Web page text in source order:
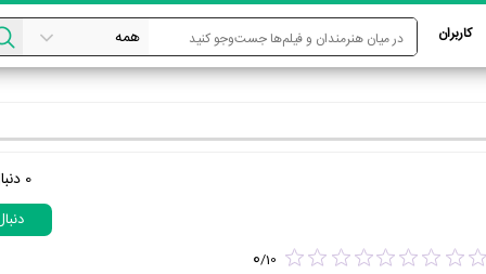
کاربران
0
0/10